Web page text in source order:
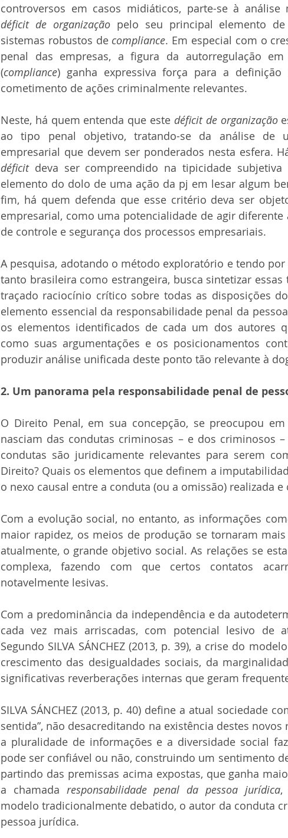
déficit de organização pelo seu principal elemento de
sistemas robustos de compliance. Em especial com o
penal das empresas, a figura da autorregulação
(compliance) ganha expressiva força para a
cometimento de ações criminalmente relevantes.
Neste, há quem entenda que este déficit de organização
ao tipo penal objetivo, tratando-se da análise de
déficit deva ser compreendido na tipicidade subjetiva
elemento do dolo de uma ação da pj em lesar algum
fim, há quem defenda que esse critério deva ser
empresarial, como uma potencialidade de agir
de controle e segurança dos processos empresariais.
A pesquisa, adotando o método exploratório e tendo
tanto brasileira como estrangeira, busca sintetizar
traçado raciocínio crítico sobre todas as disposições
elemento essencial da responsabilidade penal da
os elementos identificados de cada um dos autores
como suas argumentações e os posicionamentos
produzir análise unificada deste ponto tão relevante à
2. Um panorama pela responsabilidade penal de
O Direito Penal, em sua concepção, se preocupou
nasciam das condutas criminosas – e dos criminosos
condutas são juridicamente relevantes para serem
Direito? Quais os elementos que definem a
o nexo causal entre a conduta (ou a omissão) realizada
Com a evolução social, no entanto, as informações
maior rapidez, os meios de produção se tornaram
atualmente, o grande objetivo social. As relações se
complexa, fazendo com que certos contatos
notavelmente lesivas.
Com a predominância da independência e da
cada vez mais arriscadas, com potencial lesivo de
Segundo SILVA SÁNCHEZ (2013, p. 39), a crise do
crescimento das desigualdades sociais, da
significativas reverberações internas que geram
SILVA SÁNCHEZ (2013, p. 40) define a atual sociedade
sentida”, não desacreditando na existência destes
a pluralidade de informações e a diversidade social
pode ser confiável ou não, construindo um sentimento
partindo das premissas acima expostas, que ganha
a chamada responsabilidade penal da pessoa jurídica,
modelo tradicionalmente debatido, o autor da conduta
pessoa jurídica.